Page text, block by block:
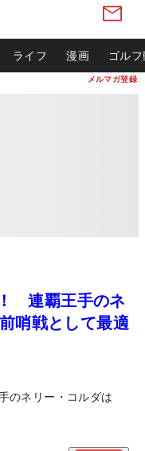
メルマガ登録
ライフ 漫画 ゴル
連覇王手のネ
哨戦として最適
のネリー・コルダは